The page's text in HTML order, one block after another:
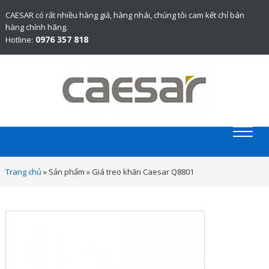
CAESAR có rất nhiều hàng giả, hàng nhái, chúng tôi cam kết chỉ bán
hàng chính hãng.
Hotline: 0976 357 818
Trang chủ » Sản phẩm » Giá treo khăn Caesar Q8801